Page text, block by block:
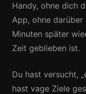
Handy, ohne dich
App, ohne
Minuten später
Zeit geblieben ist.
Du hast versucht,
hast vage Ziele